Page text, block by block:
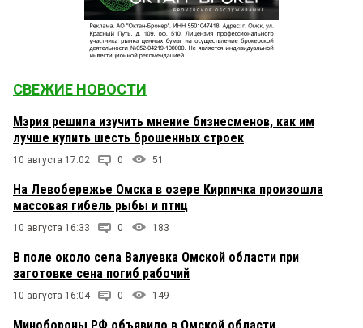
СВЕЖИЕ НОВОСТИ
Мэрия решила изучить мнение бизнесменов, как им
лучше купить шесть брошенных строек
10 августа 17:02 0 51
На Левобережье Омска в озере Кирпичка произошла
массовая гибель рыбы и птиц
10 августа 16:33 0 183
В поле около села Валуевка Омской области при
заготовке сена погиб рабочий
10 августа 16:04 0 149